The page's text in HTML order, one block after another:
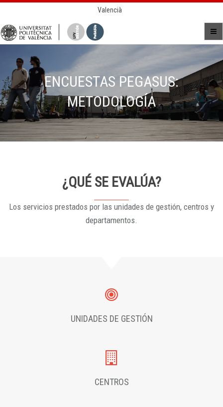
Valencià
ENCUESTAS PEGASUS:
METODOLOGÍA
¿QUÉ SE EVALÚA?
Los servicios prestados por las unidades de gestión, centros y
departamentos.
UNIDADES DE GESTIÓN
CENTROS